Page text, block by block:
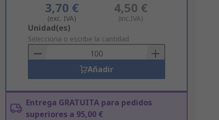
3,70 €
(exc. IVA)
4,50 €
(inc.IVA)
Add
to
Basket
Unidad(es)
Selecciona o escribe la cantidad
Añadir
Entrega GRATUITA para pedidos
superiores a 95,00 €